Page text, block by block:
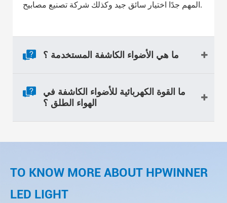
المهم جدًا اختيار سائق جيد وكذلك شركة تصنيع مصابيح.
ما هي الأضواء الكاشفة المستخدمة ؟
ما القوة الكهربائية للأضواء الكاشفة في
الهواء الطلق ؟
TO KNOW MORE ABOUT HPWINNER
LED LIGHT